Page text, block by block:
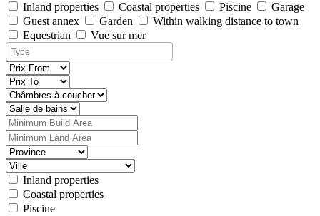
Inland properties Coastal properties Piscine
Garage
Guest annex
Garden
Within walking distance to town
Equestrian
Vue sur mer
Inland properties
Coastal properties
Piscine